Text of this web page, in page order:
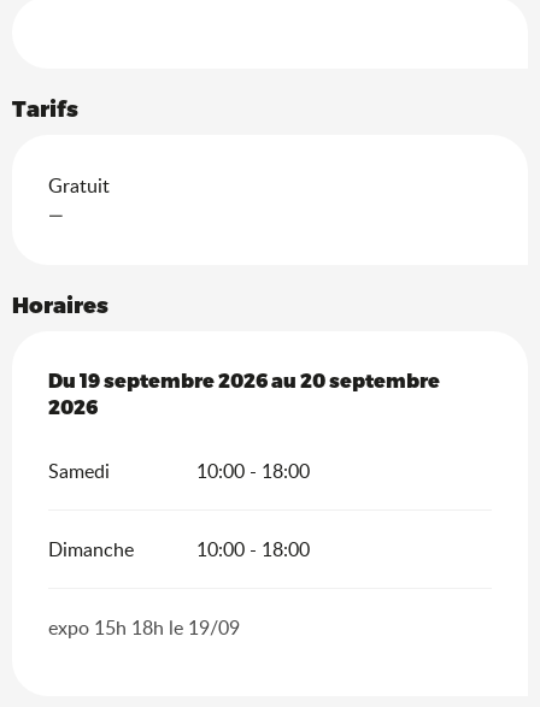
Tarifs
Gratuit
—
Horaires
Du 19 septembre 2026au 20 septembre 2026
Du 19 septembre 2026au 20 septembre
2026
Samedi 10:00 - 18:00
Dimanche 10:00 - 18:00
expo 15h 18h le 19/09